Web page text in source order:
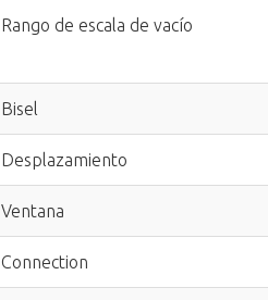
Rango de escala de vacío
Bisel
Desplazamiento
Ventana
Connection